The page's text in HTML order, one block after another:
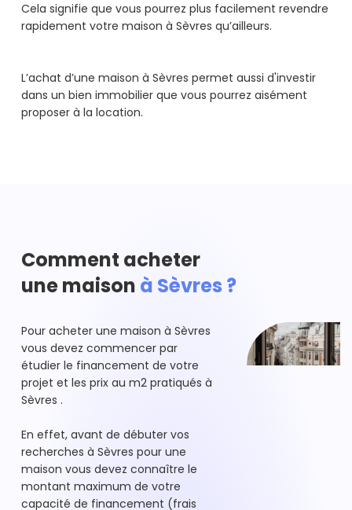
Cela signifie que vous pourrez plus facilement revendre
rapidement votre maison à Sèvres qu’ailleurs.
L’achat d’une maison à Sèvres permet aussi d'investir
dans un bien immobilier que vous pourrez aisément
proposer à la location.
Comment acheter
une maison à Sèvres ?
Pour acheter une maison à Sèvres
vous devez commencer par
étudier le financement de votre
projet et les prix au m2 pratiqués à
Sèvres .
En effet, avant de débuter vos
recherches à Sèvres pour une
maison vous devez connaître le
montant maximum de votre
capacité de financement (frais